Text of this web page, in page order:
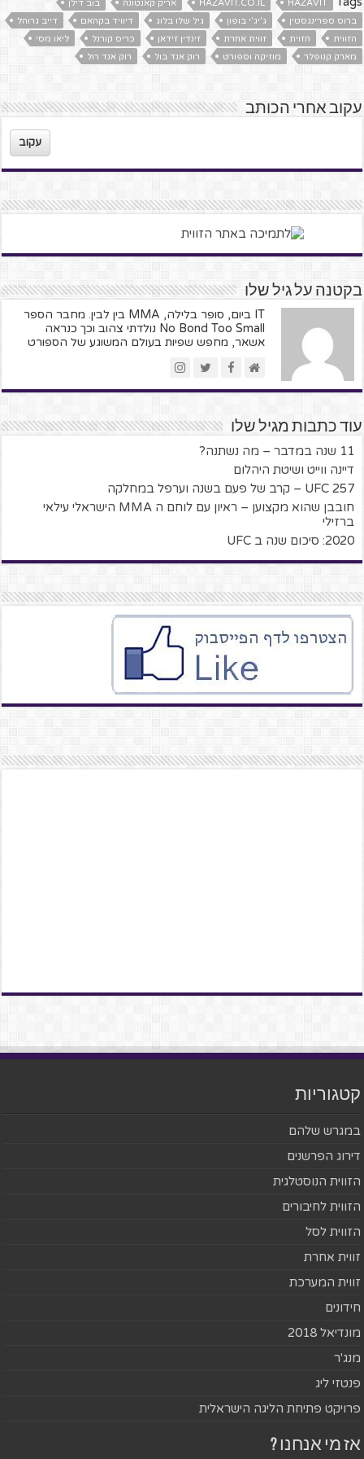
HAZAVIT
HAZAVIT.CO.IL אריק קאנטונה
בוב דילן
ברוס ספרינגסטין
ג'יג'י בופון גיל שלו בלוג דיוויד בקהאם
דייב גרוהל
הזווית
הזוית זווית אחרת זינדין זידאן כריס קורנל
ליאו מסי
מארק קנופלר
מוזיקה וספורט רוק אנד בול רוק אנד רול
עקוב אחרי הכותב
עקוב
בקטנה על גיל שלו
IT ביום, סופר בלילה, MMA בין לבין. מחבר הספר
No Bond Too Small נולדתי צהוב וכך כנראה
אשאר, מחפש שפיות בעולם המשוגע של הספורט
עוד כתבות מגיל שלו
11 שנה במדבר – מה נשתנה?
דיינה ווייט ושיטת היהלום
UFC 257 – קרב של פעם בשנה וערפל במחלקה
חובבן שהוא מקצוען – ראיון עם לוחם ה MMA הישראלי עילאי
ברזילי
2020: סיכום שנה ב UFC
קטגוריות
במגרש שלהם
דירוג הפרשנים
הזווית הנוסטלגית
הזווית לחיבורים
הזווית לסל
זווית אחרת
זווית המערכת
חידונים
מונדיאל 2018
מנג'ר
פנטזי ליג
פרויקט פתיחת הליגה הישראלית
אז מי אנחנו ?